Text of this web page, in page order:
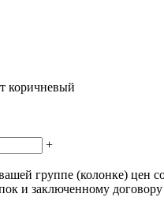
коричневый
+
группе (колонке) цен
и заключенному договору